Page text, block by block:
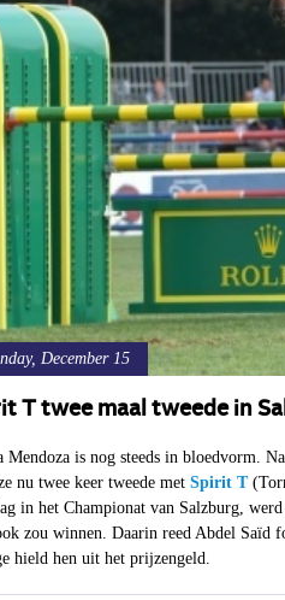
December 15
T twee maal tweede in
Mendoza is nog steeds in bloedvorm.
nu twee keer tweede met Spirit T
in het Championat van Salzburg,
zou winnen. Daarin reed Abdel Saïd
hield hen uit het prijzengeld.